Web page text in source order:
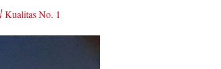
Kualitas No. 1